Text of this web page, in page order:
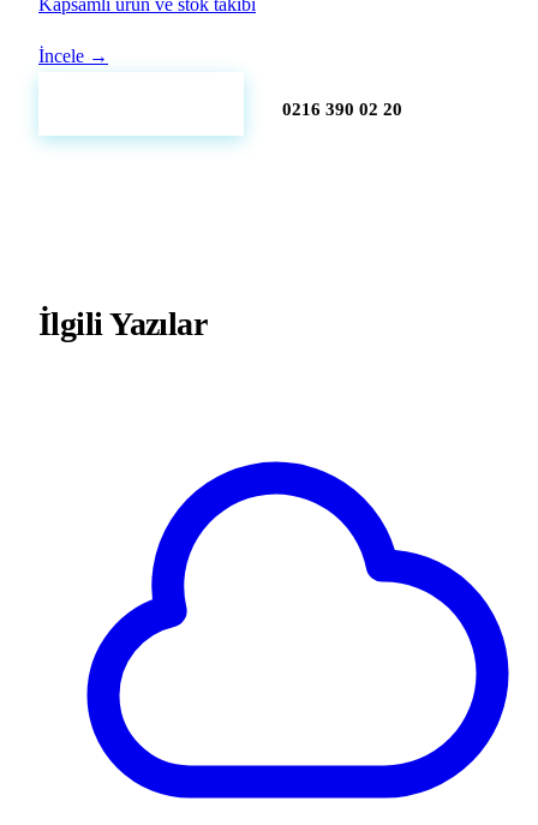
Kapsamlı ürün ve stok takibi
İncele →
0216 390 02 20
İlgili Yazılar